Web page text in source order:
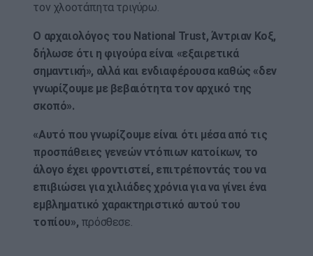
τον χλοοτάπητα τριγύρω.
Ο αρχαιολόγος του National Trust, Άντριαν Κοξ,
δήλωσε ότι η φιγούρα είναι «εξαιρετικά
σημαντική», αλλά και ενδιαφέρουσα καθώς «δεν
γνωρίζουμε με βεβαιότητα τον αρχικό της
σκοπό».
«Αυτό που γνωρίζουμε είναι ότι μέσα από τις
προσπάθειες γενεών ντόπιων κατοίκων, το
άλογο έχει φροντιστεί, επιτρέποντάς του να
επιβιώσει για χιλιάδες χρόνια για να γίνει ένα
εμβληματικό χαρακτηριστικό αυτού του
τοπίου», πρόσθεσε.